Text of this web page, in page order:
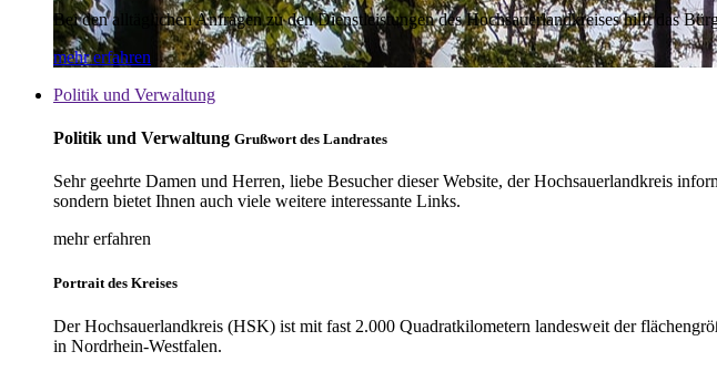
Bei den alltäglichen Anfragen zu den Dienstleistungen des Hochsauerlandkreises hilft das
mehr erfahren
Politik und Verwaltung
Politik und Verwaltung Grußwort des Landrates
Sehr geehrte Damen und Herren, liebe Besucher dieser Website, der Hochsauerlandkreis
sondern bietet Ihnen auch viele weitere interessante Links.
mehr erfahren
Portrait des Kreises
Der Hochsauerlandkreis (HSK) ist mit fast 2.000 Quadratkilometern landesweit der
in Nordrhein-Westfalen.